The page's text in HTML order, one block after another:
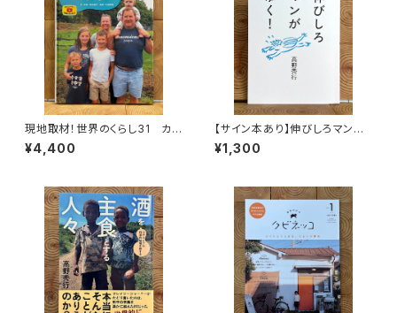
現地取材！世界のくらし31 カナ
ダ
¥4,400
【サイン本あり】伸びしろマンが
ゆく！
¥1,300